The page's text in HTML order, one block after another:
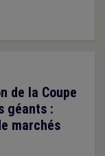
de la Coupe
géants :
marchés